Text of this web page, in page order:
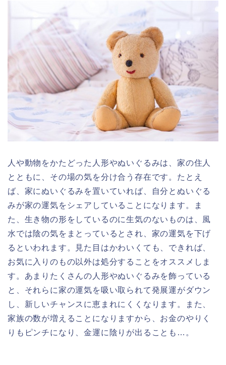
人や動物をかたどった人形やぬいぐるみは、家の住人
とともに、その場の気を分け合う存在です。たとえ
ば、家にぬいぐるみを置いていれば、自分とぬいぐる
みが家の運気をシェアしていることになります。ま
た、生き物の形をしているのに生気のないものは、風
水では陰の気をまとっているとされ、家の運気を下げ
るといわれます。見た目はかわいくても、できれば、
お気に入りのもの以外は処分することをオススメしま
す。あまりたくさんの人形やぬいぐるみを飾っている
と、それらに家の運気を吸い取られて発展運がダウン
し、新しいチャンスに恵まれにくくなります。また、
家族の数が増えることになりますから、お金のやりく
りもピンチになり、金運に陰りが出ることも…。